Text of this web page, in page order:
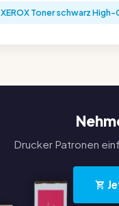
XEROX Toner schwarz
Drucker Patronen